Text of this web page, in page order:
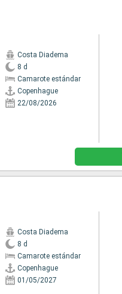
Costa Diadema
8 d
Camarote estándar
Copenhague
22/08/2026
Costa Diadema
8 d
Camarote estándar
Copenhague
01/05/2027